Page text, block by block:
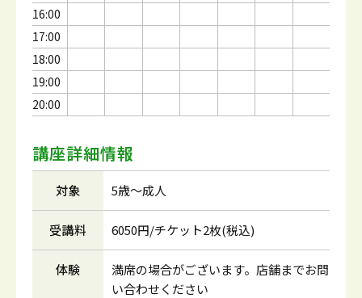
16:00
17:00
18:00
19:00
20:00
講座詳細情報
対象 5歳～成人
受講料 6050円/チケット2枚(税込)
体験
満席の場合がございます。店舗までお問
い合わせください